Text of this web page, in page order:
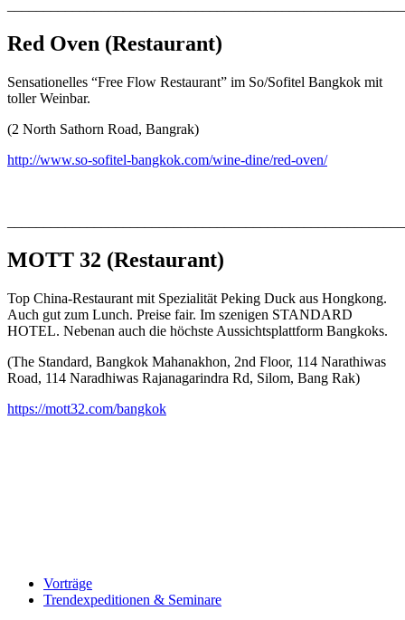
Red Oven (Restaurant)
Sensationelles “Free Flow Restaurant” im So/Sofitel Bangkok mit
toller Weinbar.
(2 North Sathorn Road, Bangrak)
http://www.so-sofitel-bangkok.com/wine-dine/red-oven/
MOTT 32 (Restaurant)
Top China-Restaurant mit Spezialität Peking Duck aus Hongkong.
Auch gut zum Lunch. Preise fair. Im szenigen STANDARD
HOTEL. Nebenan auch die höchste Aussichtsplattform Bangkoks.
(The Standard, Bangkok Mahanakhon, 2nd Floor, 114 Narathiwas
Road, 114 Naradhiwas Rajanagarindra Rd, Silom, Bang Rak)
https://mott32.com/bangkok
Vorträge
Trendexpeditionen & Seminare